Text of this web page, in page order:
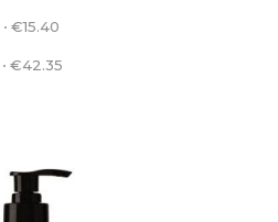
•€15.40
•€42.35